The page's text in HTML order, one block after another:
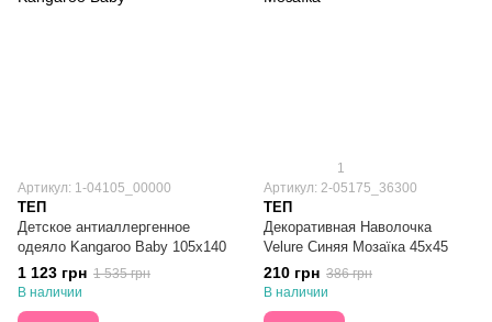
Артикул: 1-04105_00000
ТЕП
Детское антиаллергенное
одеяло Kangaroo Baby 105х140
1 123 грн 1 535 грн
В наличии
1
Артикул: 2-05175_36300
ТЕП
Декоративная Наволочка
Velure Синяя Мозаїка 45х45
210 грн 386 грн
В наличии